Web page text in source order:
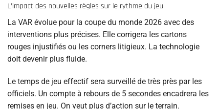
L’impact des nouvelles règles sur le rythme du jeu
La VAR évolue pour la coupe du monde 2026 avec des
interventions plus précises. Elle corrigera les cartons
rouges injustifiés ou les corners litigieux. La technologie
doit devenir plus fluide.
Le temps de jeu effectif sera surveillé de très près par les
officiels. Un compte à rebours de 5 secondes encadrera les
remises en jeu. On veut plus d’action sur le terrain.